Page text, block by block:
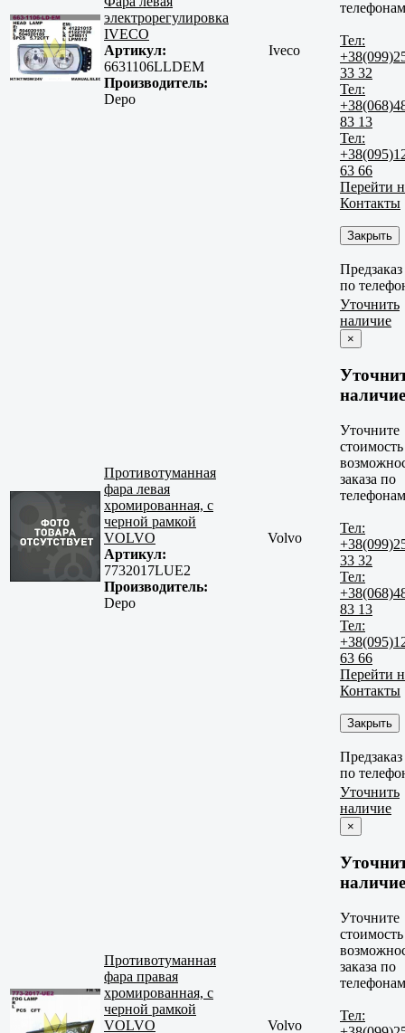
электрорегулировка
IVECO
Артикул:
6631106LLDEM
Производитель:
Depo
Iveco
Тел:
33 32
Тел:
83 13
Тел:
63 66
Перейти
Контакты
Закрыть
Предзаказ
по
Противотуманная
фара левая
хромированная, с
черной рамкой
VOLVO
Артикул:
7732017LUE2
Производитель:
Depo
Volvo
Уточнить
наличие
×
наличие
Уточните
заказа по
Тел:
33 32
Тел:
83 13
Тел:
63 66
Перейти
Контакты
Закрыть
Предзаказ
по
Противотуманная
фара правая
хромированная, с
черной рамкой
VOLVO
Volvo
Уточнить
наличие
×
наличие
Уточните
заказа по
Тел: